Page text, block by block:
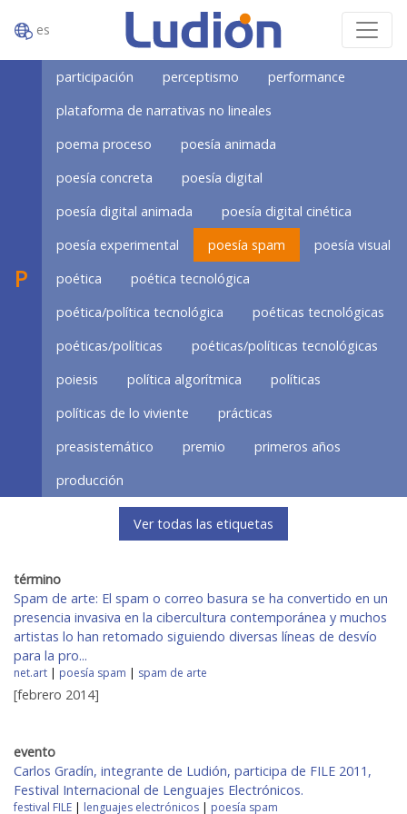
es
P
participación perceptismo
performance
plataforma de narrativas no lineales
poema proceso
poesía animada
poesía concreta
poesía digital
poesía digital animada
poesía digital cinética
poesía experimental
poesía spam
poesía visual
poética
poética tecnológica
poética/política tecnológica
poéticas tecnológicas
poéticas/políticas
poéticas/políticas tecnológicas
poiesis
política algorítmica
políticas
políticas de lo viviente
prácticas
preasistemático
premio
primeros años
producción
Ver todas las etiquetas
término
Spam de arte: El spam o correo basura se ha convertido en un
presencia invasiva en la cibercultura contemporánea y muchos
artistas lo han retomado siguiendo diversas líneas de desvío
para la pro...
net.art | poesía spam | spam de arte
[febrero 2014]
evento
Carlos Gradín, integrante de Ludión, participa de FILE 2011,
Festival Internacional de Lenguajes Electrónicos.
festival FILE | lenguajes electrónicos | poesía spam